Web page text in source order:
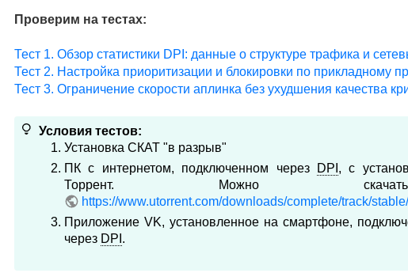
цикл VEOS
Проверим на тестах:
Тест 1. Обзор статистики DPI: данные о структуре трафика и
Тест 2. Настройка приоритизации и блокировки по прикладному
Тест 3. Ограничение скорости аплинка без ухудшения качества
Условия тестов:
Установка СКАТ "в разрыв"
ПК с интернетом, подключенном через
DPI , с
Торрент. Можно
https://www.utorrent.com/downloads/complete/track/
Приложение VK, установленное на смартфоне,
через DPI .